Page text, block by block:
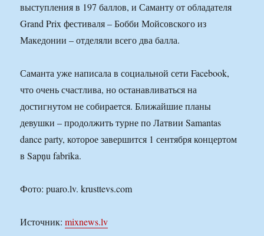
выступления в 197 баллов, и Саманту от обладателя
Grand Prix фестиваля – Бобби Мойсовского из
Македонии – отделяли всего два балла.
Саманта уже написала в социальной сети Facebook,
что очень счастлива, но останавливаться на
достигнутом не собирается. Ближайшие планы
девушки – продолжить турне по Латвии Samantas
dance party, которое завершится 1 сентября концертом
в Sapņu fabrika.
Фото: puaro.lv. krusttevs.com
Источник:mixnews.lv